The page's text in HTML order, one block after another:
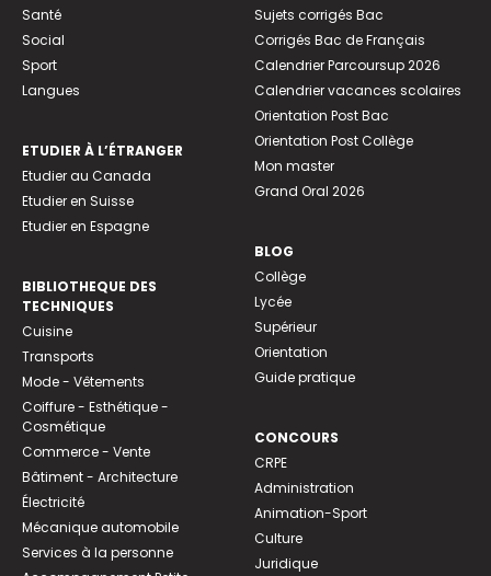
Santé
Social
Sport
Langues
ETUDIER À L’ÉTRANGER
Etudier au Canada
Etudier en Suisse
Etudier en Espagne
BIBLIOTHEQUE DES
TECHNIQUES
Cuisine
Transports
Mode - Vêtements
Coiffure - Esthétique -
Cosmétique
Commerce - Vente
Bâtiment - Architecture
Électricité
Mécanique automobile
Services à la personne
Sujets corrigés Bac
Corrigés Bac de Français
Calendrier Parcoursup 2026
Calendrier vacances scolaires
Orientation Post Bac
Orientation Post Collège
Mon master
Grand Oral 2026
BLOG
Collège
Lycée
Supérieur
Orientation
Guide pratique
CONCOURS
CRPE
Administration
Animation-Sport
Culture
Juridique